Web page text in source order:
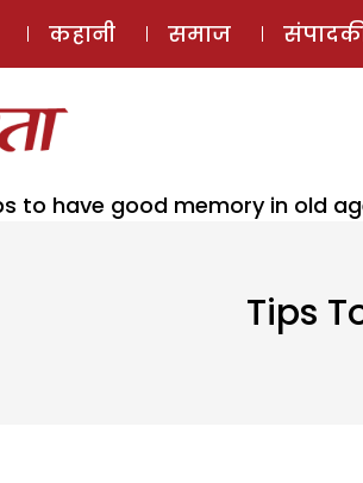
कहानी समाज
to have good memory in old
Tips